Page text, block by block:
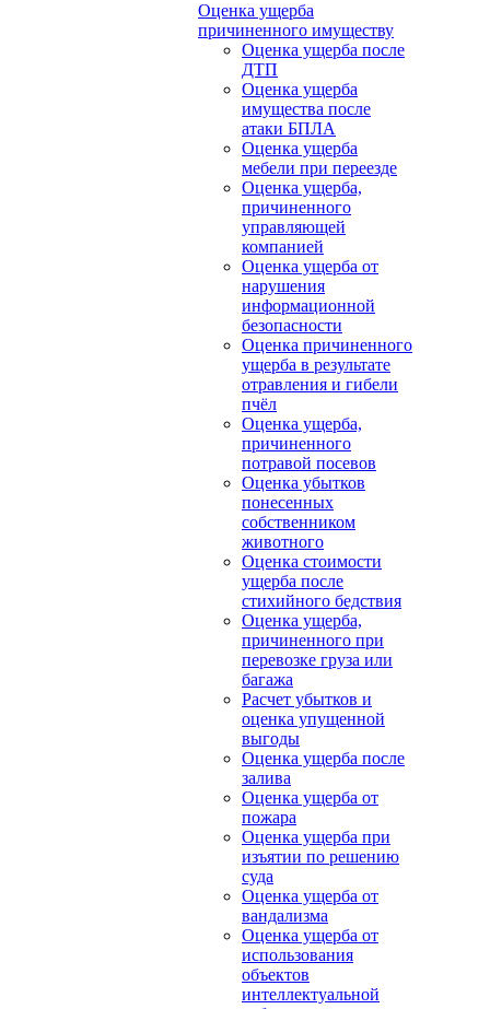
Оценка ущерба
причиненного имуществу
Оценка ущерба после
ДТП
Оценка ущерба
имущества после
атаки БПЛА
Оценка ущерба
мебели при переезде
Оценка ущерба,
причиненного
управляющей
компанией
Оценка ущерба от
нарушения
информационной
безопасности
Оценка причиненного
ущерба в результате
отравления и гибели
пчёл
Оценка ущерба,
причиненного
потравой посевов
Оценка убытков
понесенных
собственником
животного
Оценка стоимости
ущерба после
стихийного бедствия
Оценка ущерба,
причиненного при
перевозке груза или
багажа
Расчет убытков и
оценка упущенной
выгоды
Оценка ущерба после
залива
Оценка ущерба от
пожара
Оценка ущерба при
изъятии по решению
суда
Оценка ущерба от
вандализма
Оценка ущерба от
использования
объектов
интеллектуальной